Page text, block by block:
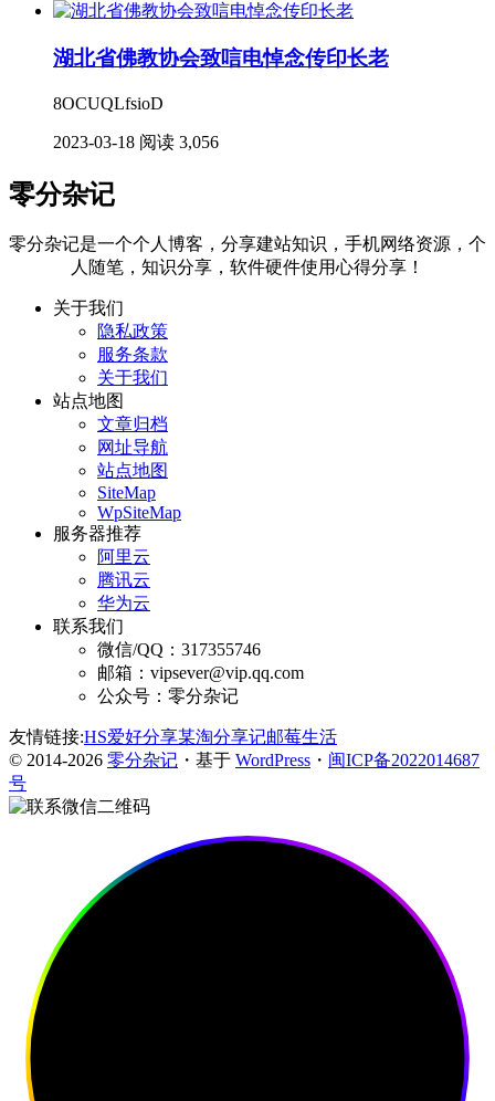
湖北省佛教协会致唁电悼念传印长老
8OCUQLfsioD
2023-03-18 阅读 3,056
零分杂记
零分杂记是一个个人博客，分享建站知识，手机网络资源，个
人随笔，知识分享，软件硬件使用心得分享！
关于我们
隐私政策
服务条款
关于我们
站点地图
文章归档
网址导航
站点地图
SiteMap
WpSiteMap
服务器推荐
阿里云
腾讯云
华为云
联系我们
微信/QQ：317355746
邮箱：vipsever@vip.qq.com
公众号：零分杂记
友情链接:HS爱好分享某淘分享记邮莓生活
© 2014-2026 零分杂记 ・基于 WordPress ・ 闽ICP备2022014687
号